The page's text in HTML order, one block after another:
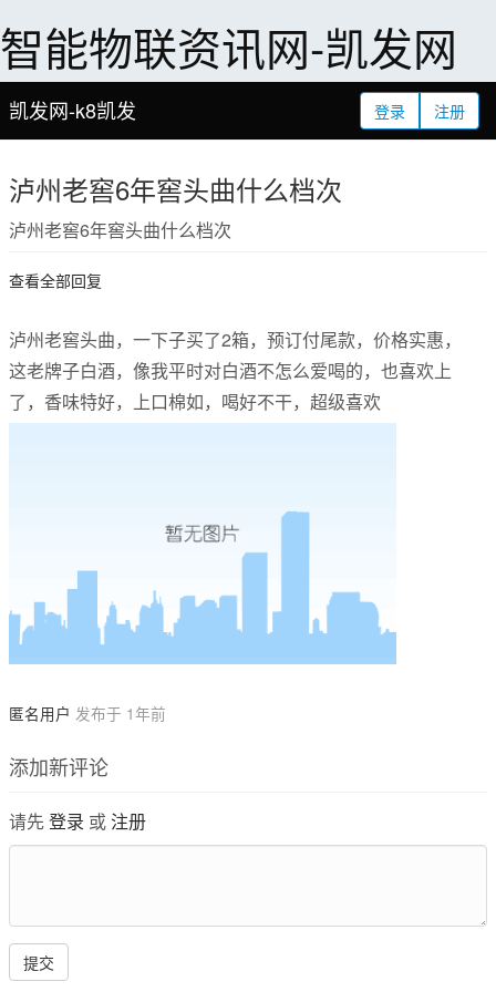
智能物联资讯网-凯发网
登录 注册
凯发网-k8凯发
泸州老窖6年窖头曲什么档次
泸州老窖6年窖头曲什么档次
查看全部回复
泸州老窖头曲，一下子买了2箱，预订付尾款，价格实惠，
这老牌子白酒，像我平时对白酒不怎么爱喝的，也喜欢上
了，香味特好，上口棉如，喝好不干，超级喜欢
匿名用户 发布于 1年前
添加新评论
请先登录 或 注册
提交